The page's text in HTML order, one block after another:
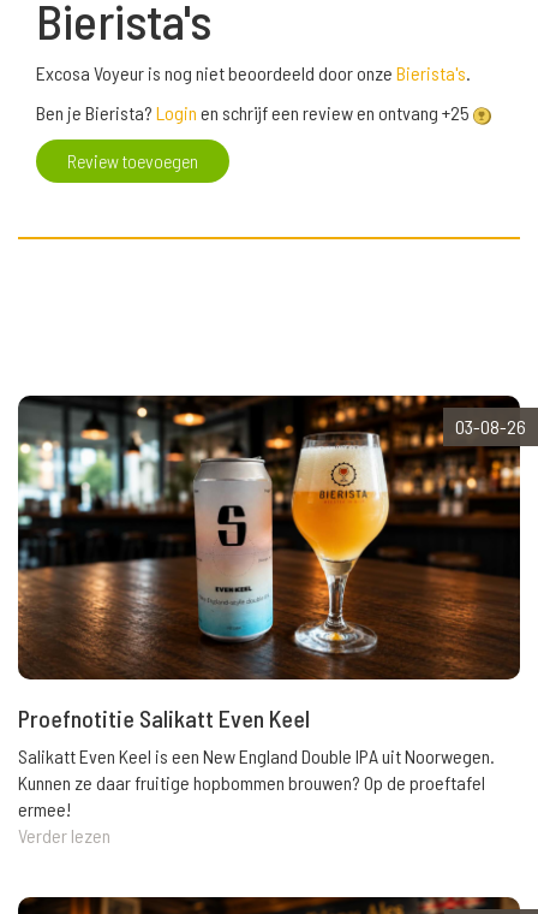
Bierista's
Excosa Voyeur is nog niet beoordeeld door onze Bierista's.
Ben je Bierista? Login en schrijf een review en ontvang +25
Review toevoegen
03-08-26
Proefnotitie Salikatt Even Keel
Salikatt Even Keel is een New England Double IPA uit Noorwegen.
Kunnen ze daar fruitige hopbommen brouwen? Op de proeftafel
ermee!
Verder lezen